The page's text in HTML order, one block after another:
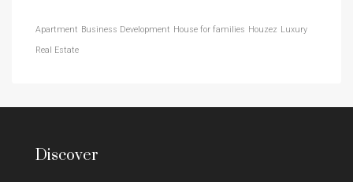
Apartment Business Development House for families Houzez Luxury
Real Estate
Discover